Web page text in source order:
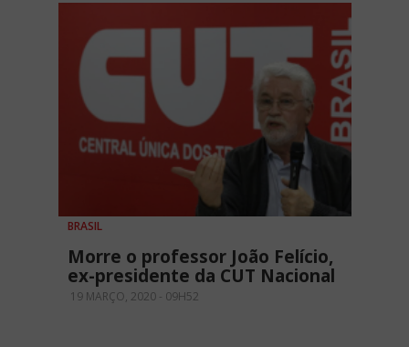
BRASIL
Morre o professor João Felício,
ex-presidente da CUT Nacional
19 MARÇO, 2020 - 09H52